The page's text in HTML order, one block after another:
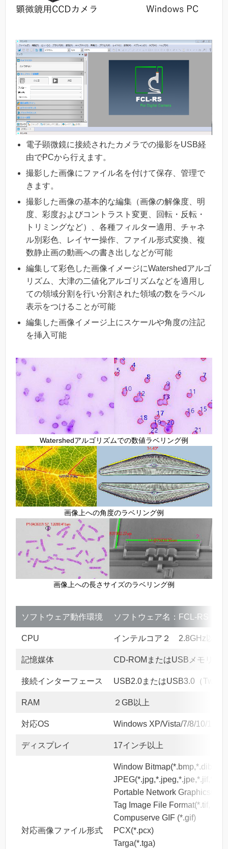
電子顕微鏡に接続されたカメラでの撮影をUSB経
由でPCから行えます。
撮影した画像にファイル名を付けて保存、管理で
きます。
撮影した画像の基本的な編集（画像の解像度、明
度、彩度およびコントラスト変更、回転・反転・
トリミングなど）、各種フィルター適用、チャネ
ル別彩色、レイヤー操作、ファイル形式変換、複
数静止画の動画への書き出しなどが可能
編集して彩色した画像イメージにWatershedアルゴ
リズム、大津の二値化アルゴリズムなどを適用し
ての領域分割を行い分割された領域の数をラベル
表示をつけることが可能
編集した画像イメージ上にスケールや角度の注記
を挿入可能
Watershedアルゴリズムでの数値ラベリング例
画像上への角度のラベリング例
画像上への長さサイズのラベリング例
ソフトウェア動作環境 ソフトウェア名：FCL-RS（
CPU インテルコア２ 2.8GHz以上
記憶媒体 CD-ROMまたはUSBメモリス
接続インターフェース USB2.0またはUSB3.0（Twain
RAM ２GB以上
対応OS Windows XP/Vista/7/8/10/11
ディスプレイ 17インチ以上
対応画像ファイル形式
Window
JPEG(*.jpg,*.jpeg,*.jpe,*.jif,*.jfif)
Portable Network
Tag Image File Format(*.tif, *.tiff)
Compuserve GIF (*.gif)
PCX(*.pcx)
Targa(*.tga)